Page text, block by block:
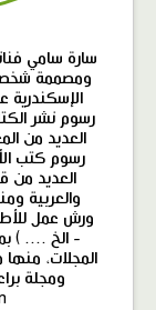
سارة سامي
ومصممة
رسوم نشر
العديد من
رسوم كتب
العديد من
والعربية
ورش عمل
- الخ .... )
المجلات،
ومجلة